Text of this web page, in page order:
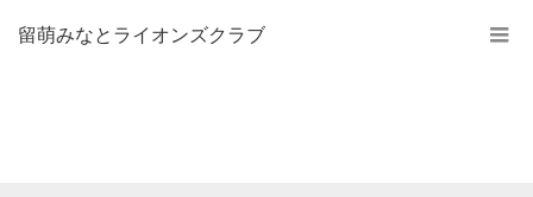
留萌みなとライオンズクラブ